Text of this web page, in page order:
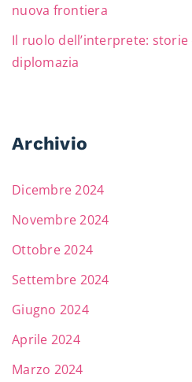
nuova frontiera
Il ruolo dell’interprete:
diplomazia
Archivio
Dicembre 2024
Novembre 2024
Ottobre 2024
Settembre 2024
Giugno 2024
Aprile 2024
Marzo 2024